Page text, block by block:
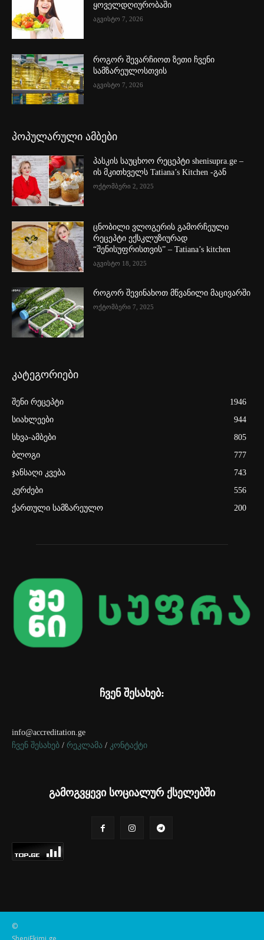
ყოველდღიურობაში
აგვისტო 7, 2026
როგორ შევარჩიოთ ზეთი ჩვენი
სამზარეულოსთვის
აგვისტო 7, 2026
პოპულარული ამბები
პასკის საუცხოო რეცეპტი shenisupra.ge –
ის მკითხველს Tatiana’s Kitchen -გან
ოქტომბერი 2, 2025
ცნობილი ვლოგერის გამორჩეული
რეცეპტი ექსკლუზიურად
“შენისუფრისთვის” – Tatiana’s kitchen
აგვისტო 18, 2025
როგორ შევინახოთ მწვანილი მაცივარში
ოქტომბერი 7, 2025
კატეგორიები
შენი რეცეპტი
1946
სიახლეები
944
სხვა-ამბები
805
ბლოგი
777
ჯანსაღი კვება
743
კერძები
556
ქართული სამზარეულო
200
ჩვენ შესახებ:
info@accreditation.ge
ჩვენ შესახებ / რეკლამა / კონტაქტი
გამოგვყევი სოციალურ ქსელებში
©